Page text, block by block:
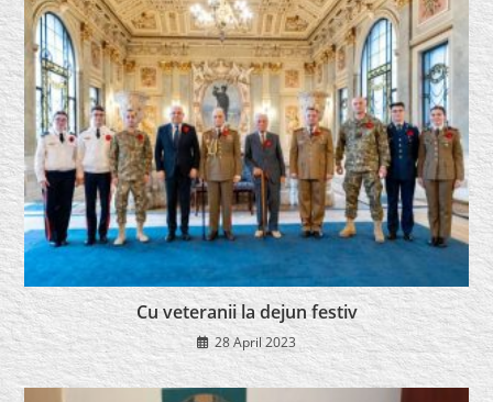
Cu veteranii la dejun festiv
28 April 2023